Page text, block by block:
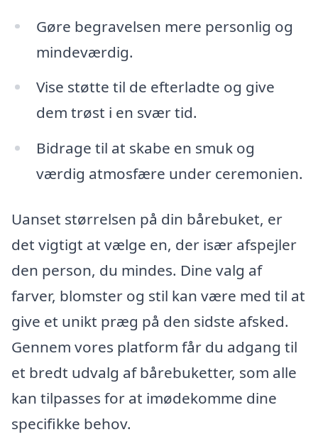
Gøre begravelsen mere personlig og
mindeværdig.
Vise støtte til de efterladte og give
dem trøst i en svær tid.
Bidrage til at skabe en smuk og
værdig atmosfære under ceremonien.
Uanset størrelsen på din bårebuket, er
det vigtigt at vælge en, der især afspejler
den person, du mindes. Dine valg af
farver, blomster og stil kan være med til at
give et unikt præg på den sidste afsked.
Gennem vores platform får du adgang til
et bredt udvalg af bårebuketter, som alle
kan tilpasses for at imødekomme dine
specifikke behov.